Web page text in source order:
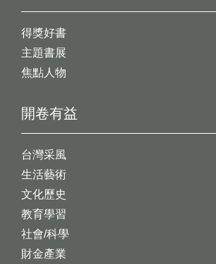
開卷有益
台灣采風
生活藝術
文化歷史
教育學習
社會/科學
財金產業
得獎好書
主題書展
焦點人物